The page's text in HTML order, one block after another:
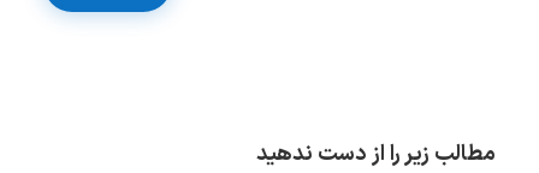
مطالب زیر را از دست ندهید